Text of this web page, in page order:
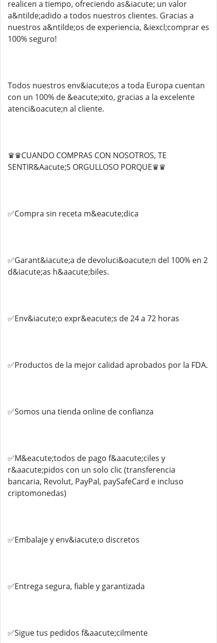
realicen a tiempo, ofreciendo as&iacute; un valor
a&ntilde;adido a todos nuestros clientes. Gracias a
nuestros a&ntilde;os de experiencia, &iexcl;comprar es
100% seguro!
Todos nuestros env&iacute;os a toda Europa cuentan
con un 100% de &eacute;xito, gracias a la excelente
atenci&oacute;n al cliente.
♛♛CUANDO COMPRAS CON NOSOTROS, TE
SENTIR&Aacute;S ORGULLOSO PORQUE♛♛
✅Compra sin receta m&eacute;dica
✅Garant&iacute;a de devoluci&oacute;n del 100% en 2
d&iacute;as h&aacute;biles.
✅Env&iacute;o expr&eacute;s de 24 a 72 horas
✅Productos de la mejor calidad aprobados por la FDA.
✅Somos una tienda online de confianza
✅M&eacute;todos de pago f&aacute;ciles y
r&aacute;pidos con un solo clic (transferencia
bancaria, Revolut, PayPal, paySafeCard e incluso
criptomonedas)
✅Embalaje y env&iacute;o discretos
✅Entrega segura, fiable y garantizada
✅Sigue tus pedidos f&aacute;cilmente